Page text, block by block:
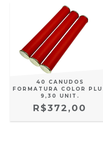
40 CANUDOS
FORMATURA COLOR
9,30 UNIT.
R$372,00